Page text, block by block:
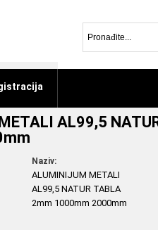
AL99,5
Naziv:
ALUMINIJUM METALI
AL99,5 NATUR TABLA
2mm 1000mm 2000mm